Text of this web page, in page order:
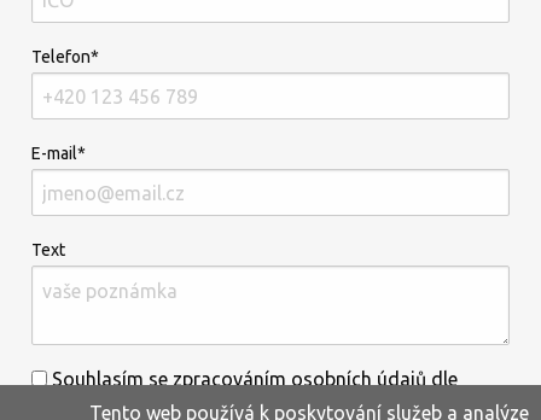
Telefon*
E-mail*
Text
Souhlasím se zpracováním osobních údajů dle
Tento web používá k poskytování služeb a analýze